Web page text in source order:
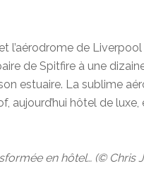
l’aérodrome de Liverpool
de Spitfire à une
estuaire. La sublime
aujourd’hui hôtel de
en hôtel… (© Chris